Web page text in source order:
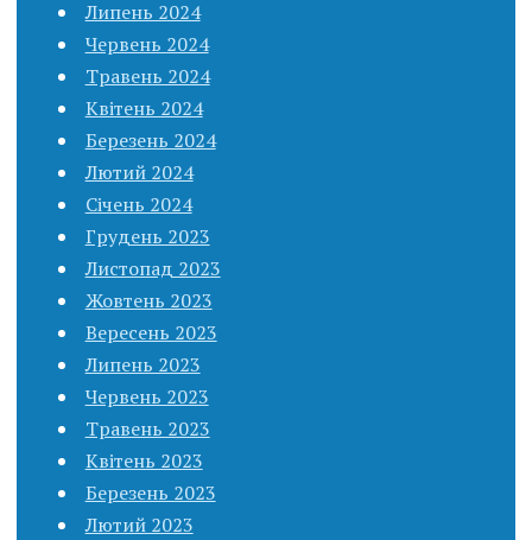
Липень 2024
Червень 2024
Травень 2024
Квітень 2024
Березень 2024
Лютий 2024
Січень 2024
Грудень 2023
Листопад 2023
Жовтень 2023
Вересень 2023
Липень 2023
Червень 2023
Травень 2023
Квітень 2023
Березень 2023
Лютий 2023